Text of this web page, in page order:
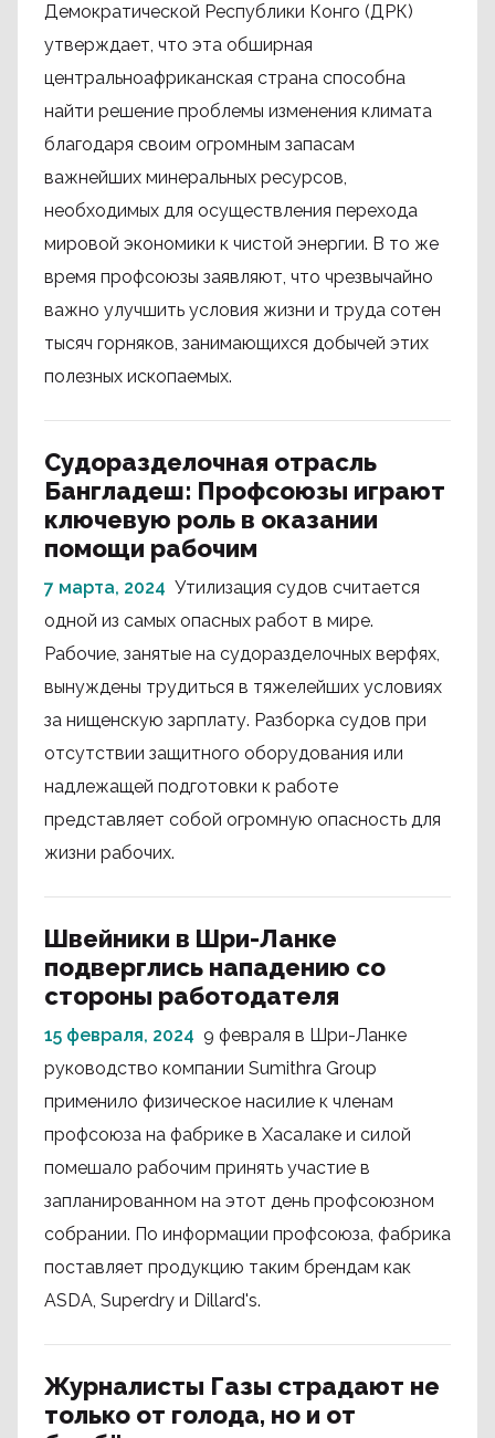
Демократической Республики Конго (ДРК)
утверждает, что эта обширная
центральноафриканская страна способна
найти решение проблемы изменения климата
благодаря своим огромным запасам
важнейших минеральных ресурсов,
необходимых для осуществления перехода
мировой экономики к чистой энергии. В то же
время профсоюзы заявляют, что чрезвычайно
важно улучшить условия жизни и труда сотен
тысяч горняков, занимающихся добычей этих
полезных ископаемых.
Судоразделочная отрасль
Бангладеш: Профсоюзы играют
ключевую роль в оказании
помощи рабочим
7 марта, 2024 Утилизация судов считается
одной из самых опасных работ в мире.
Рабочие, занятые на судоразделочных верфях,
вынуждены трудиться в тяжелейших условиях
за нищенскую зарплату. Разборка судов при
отсутствии защитного оборудования или
надлежащей подготовки к работе
представляет собой огромную опасность для
жизни рабочих.
Швейники в Шри-Ланке
подверглись нападению со
стороны работодателя
15 февраля, 2024 9 февраля в Шри-Ланке
руководство компании Sumithra Group
применило физическое насилие к членам
профсоюза на фабрике в Хасалаке и силой
помешало рабочим принять участие в
запланированном на этот день профсоюзном
собрании. По информации профсоюза, фабрика
поставляет продукцию таким брендам как
ASDA, Superdry и Dillard's.
Журналисты Газы страдают не
только от голода, но и от